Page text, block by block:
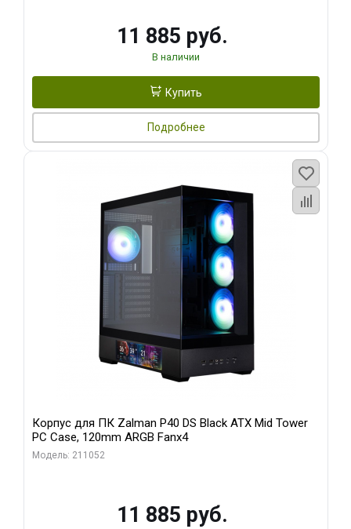
11 885 руб.
В наличии
Купить
Подробнее
Корпус для ПК Zalman P40 DS Black ATX Mid Tower
PC Case, 120mm ARGB Fanx4
Модель: 211052
11 885 руб.